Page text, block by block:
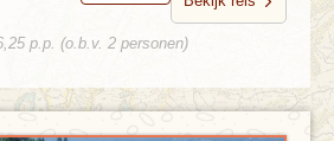
p.p. (o.b.v. 2 personen)